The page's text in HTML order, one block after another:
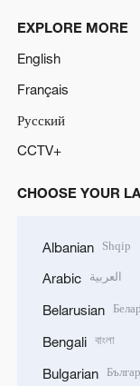
EXPLORE MORE
English
Français
Русский
CCTV+
CHOOSE YOUR
Albanian Shqip
Arabic العربية
Belarusian
Bengali বাংলা
Bulgarian